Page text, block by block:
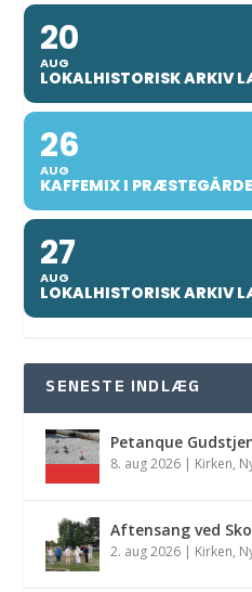
20
AUG
LOKALHISTORISK ARKIV
26
AUG
KAFFEMIX I
27
AUG
LOKALHISTORISK ARKIV
SENESTE INDLÆG
Petanque
8. aug 2026 | Kirken,
Aftensang ved
2. aug 2026 | Kirken,